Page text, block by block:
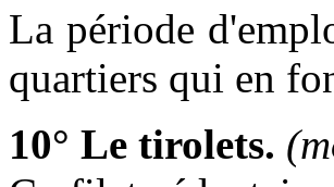
La période
quartiers qui en
10° Le tirolets.